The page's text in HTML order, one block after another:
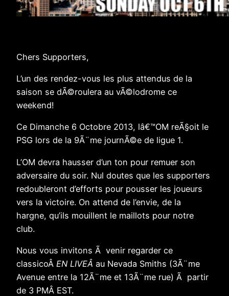
Chers Supporters,
L’un des rendez-vous les plus attendus de la
saison se dÃ©roulera au vÃ©lodrome ce
weekend!
Ce Dimanche 6 Octobre 2013, lâ€™OM reÃ§oit le
PSG lors de la 9Ã¨me journÃ©e de ligue 1.
L’OM devra hausser d’un ton pour remuer son
adversaire du soir. Nul doutes que les supporters
redoubleront d’efforts pour pousser les joueurs
vers la victoire. On attend de l’envie, de la
hargne, qu’ils mouillent le maillots pour notre
club.
Nous vous invitons Ã venir regarder ce
classicoÂ EN LIVEÂ au Nevada Smiths (3Ã¨me
Avenue entre la 12Ã¨me et 13Ã¨me rue) Ã partir
de 3 PMÂ EST.